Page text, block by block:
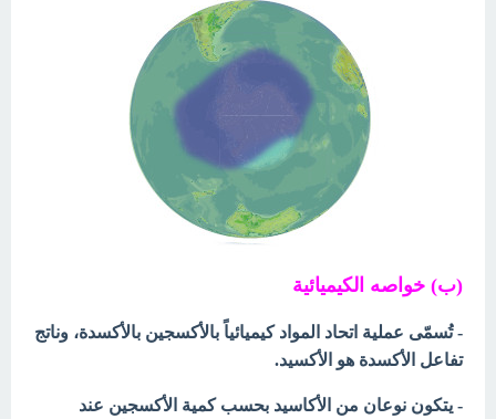
(ب) خواصه الكيميائية
- تُسمّى عملية اتحاد المواد كيميائياً بالأكسجين بالأكسدة، وناتج
تفاعل الأكسدة هو الأكسيد.
- يتكون نوعان من الأكاسيد بحسب كمية الأكسجين عند